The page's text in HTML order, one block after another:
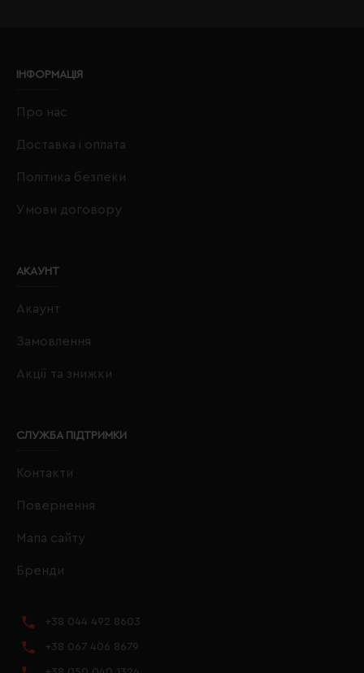
ІНФОРМАЦІЯ
Про нас
Доставка і оплата
Політика безпеки
Умови договору
АКАУНТ
Акаунт
Замовлення
Акції та знижки
СЛУЖБА ПІДТРИМКИ
Контакти
Повернення
Мапа сайту
Бренди
+38 044 492 8603
+38 067 406 8679